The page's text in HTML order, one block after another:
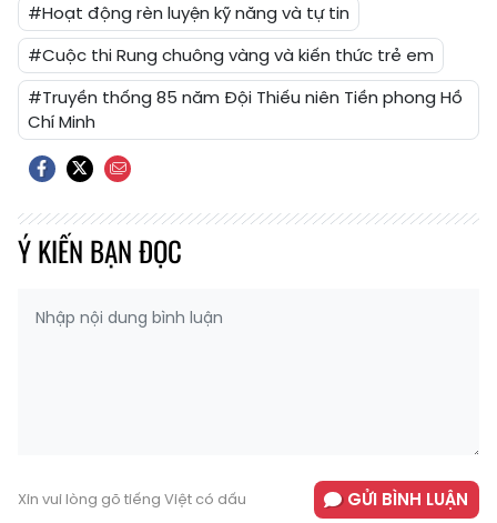
#Hoạt động rèn luyện kỹ năng và tự tin
#Cuộc thi Rung chuông vàng và kiến thức trẻ em
#Truyền thống 85 năm Đội Thiếu niên Tiền phong Hồ
Chí Minh
Ý KIẾN BẠN ĐỌC
Xin vui lòng gõ tiếng Việt có dấu GỬI BÌNH LUẬN